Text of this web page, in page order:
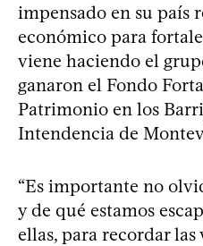
impensado en su país
económico para
viene haciendo el
ganaron el Fondo
Patrimonio en los
Intendencia de
“Es importante no
y de qué estamos
ellas, para recordar